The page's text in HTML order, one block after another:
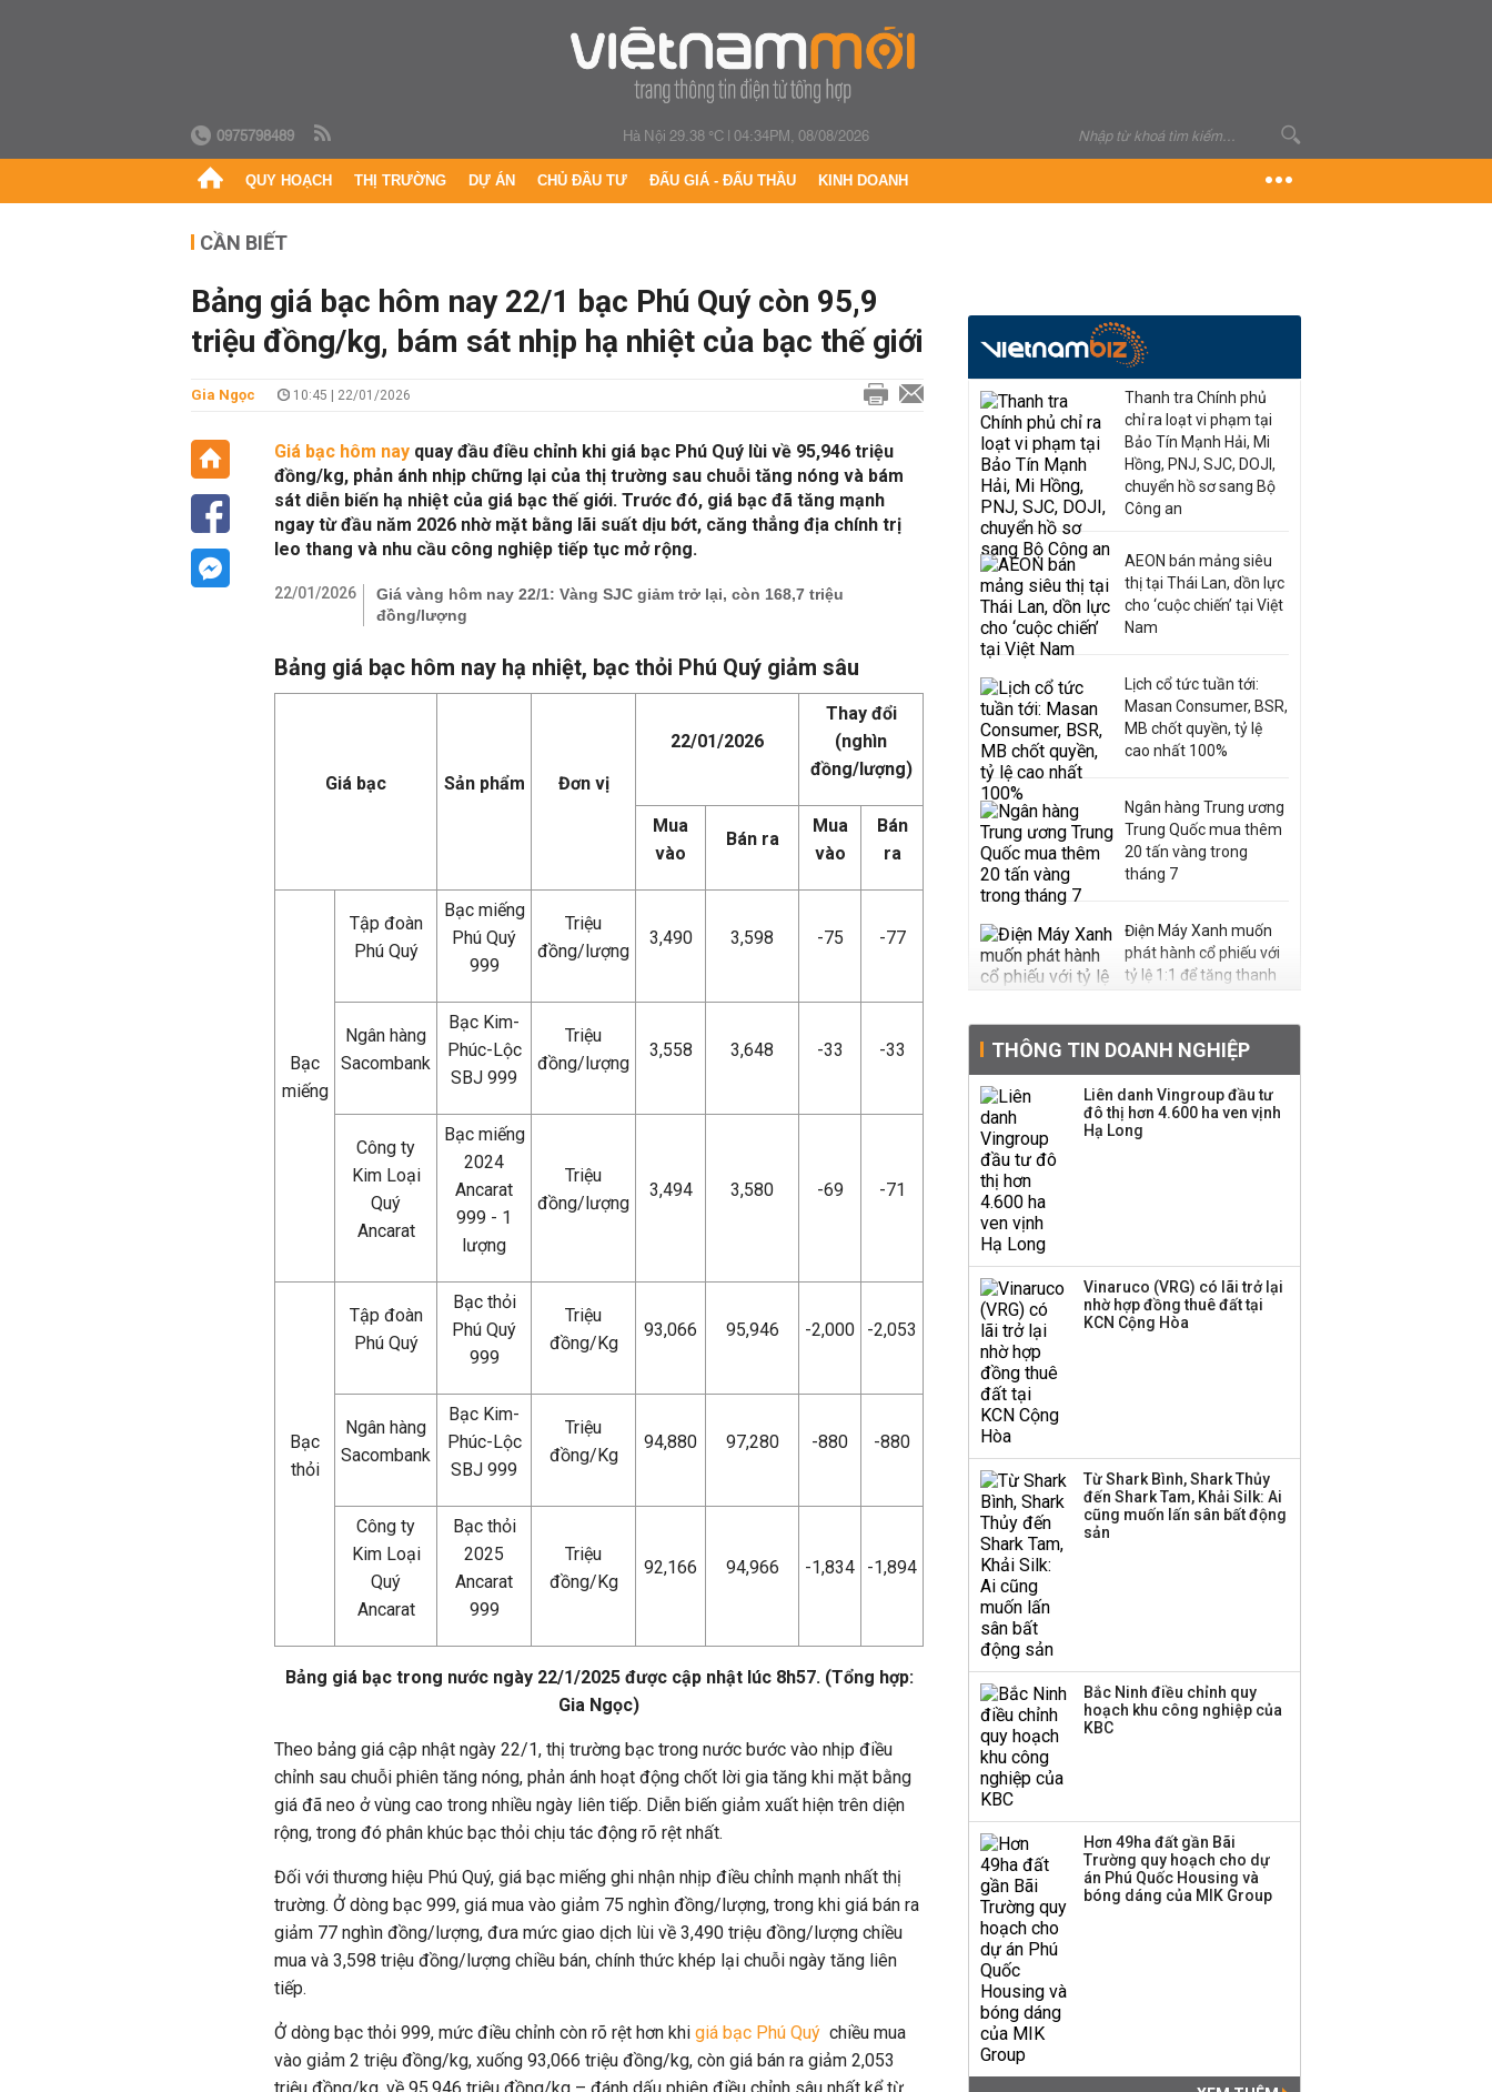
0975798489 Hà Nội 29.38 °C|04:34PM, 08/08/2026
QUY HOẠCH THỊ TRƯỜNG DỰ ÁN CHỦ ĐẦU TƯ ĐẤU GIÁ - ĐẤU THẦU KINH DOANH
CẦN BIẾT
Bảng giá bạc hôm nay 22/1 bạc Phú Quý còn 95,9
triệu đồng/kg, bám sát nhịp hạ nhiệt của bạc thế giới
Gia Ngọc 10:45 | 22/01/2026
Giá bạc hôm nay quay đầu điều chỉnh khi giá bạc Phú Quý lùi về 95,946 triệu
đồng/kg, phản ánh nhịp chững lại của thị trường sau chuỗi tăng nóng và bám
sát diễn biến hạ nhiệt của giá bạc thế giới. Trước đó, giá bạc đã tăng mạnh
ngay từ đầu năm 2026 nhờ mặt bằng lãi suất dịu bớt, căng thẳng địa chính trị
leo thang và nhu cầu công nghiệp tiếp tục mở rộng.
22/01/2026
Giá vàng hôm nay 22/1: Vàng SJC giảm trở lại, còn 168,7 triệu
đồng/lượng
Bảng giá bạc hôm nay hạ nhiệt, bạc thỏi Phú Quý giảm sâu
Giá bạc Sản phẩm Đơn vị
22/01/2026
Thay đổi
(nghìn
đồng/lượng)
Mua
vào
Bán ra
Mua
vào
Bán
ra
Bạc
miếng
Tập đoàn
Phú Quý
Bạc miếng
Phú Quý
999
Triệu
đồng/lượng
3,490 3,598 -75 -77
Ngân hàng
Sacombank
Bạc Kim-
Phúc-Lộc
SBJ 999
Triệu
đồng/lượng
3,558 3,648 -33 -33
Công ty
Kim Loại
Quý
Ancarat
Bạc miếng
2024
Ancarat
999 - 1
lượng
Triệu
đồng/lượng
3,494 3,580 -69 -71
Bạc
thỏi
Tập đoàn
Phú Quý
Bạc thỏi
Phú Quý
999
Triệu
đồng/Kg
93,066 95,946 -2,000 -2,053
Ngân hàng
Sacombank
Bạc Kim-
Phúc-Lộc
SBJ 999
Triệu
đồng/Kg
94,880 97,280 -880 -880
Công ty
Kim Loại
Quý
Ancarat
Bạc thỏi
2025
Ancarat
999
Triệu
đồng/Kg
92,166 94,966 -1,834 -1,894
Bảng giá bạc trong nước ngày 22/1/2025 được cập nhật lúc 8h57. (Tổng hợp:
Gia Ngọc)
Theo bảng giá cập nhật ngày 22/1, thị trường bạc trong nước bước vào nhịp điều
chỉnh sau chuỗi phiên tăng nóng, phản ánh hoạt động chốt lời gia tăng khi mặt bằng
giá đã neo ở vùng cao trong nhiều ngày liên tiếp. Diễn biến giảm xuất hiện trên diện
rộng, trong đó phân khúc bạc thỏi chịu tác động rõ rệt nhất.
Đối với thương hiệu Phú Quý, giá bạc miếng ghi nhận nhịp điều chỉnh mạnh nhất thị
trường. Ở dòng bạc 999, giá mua vào giảm 75 nghìn đồng/lượng, trong khi giá bán ra
giảm 77 nghìn đồng/lượng, đưa mức giao dịch lùi về 3,490 triệu đồng/lượng chiều
mua và 3,598 triệu đồng/lượng chiều bán, chính thức khép lại chuỗi ngày tăng liên
tiếp.
Ở dòng bạc thỏi 999, mức điều chỉnh còn rõ rệt hơn khi giá bạc Phú Quý chiều mua
vào giảm 2 triệu đồng/kg, xuống 93,066 triệu đồng/kg, còn giá bán ra giảm 2,053
Thanh tra Chính phủ
chỉ ra loạt vi phạm tại
Bảo Tín Mạnh Hải, Mi
Hồng, PNJ, SJC, DOJI,
chuyển hồ sơ sang Bộ
Công an
AEON bán mảng siêu
thị tại Thái Lan, dồn lực
cho ‘cuộc chiến’ tại Việt
Nam
Lịch cổ tức tuần tới:
Masan Consumer, BSR,
MB chốt quyền, tỷ lệ
cao nhất 100%
Ngân hàng Trung ương
Trung Quốc mua thêm
20 tấn vàng trong
tháng 7
Điện Máy Xanh muốn
phát hành cổ phiếu với
tỷ lệ 1:1 để tăng thanh
Sau nhịp điều chỉnh
mạnh, CTCK nhìn thấy
cơ hội ở nhóm cổ phiếu
nào?
hàng
TOP 10 ngân hàng lãi
Công ty 100 tỷ của
Huấn Hoa Hồng bỗng
dưng ‘biến mất’, một
THÔNG TIN DOANH NGHIỆP
Liên danh Vingroup đầu tư
đô thị hơn 4.600 ha ven vịnh
Hạ Long
Vinaruco (VRG) có lãi trở lại
nhờ hợp đồng thuê đất tại
KCN Cộng Hòa
Từ Shark Bình, Shark Thủy
đến Shark Tam, Khải Silk: Ai
cũng muốn lấn sân bất động
sản
Bắc Ninh điều chỉnh quy
hoạch khu công nghiệp của
KBC
Hơn 49ha đất gần Bãi
Trường quy hoạch cho dự
án Phú Quốc Housing và
bóng dáng của MIK Group